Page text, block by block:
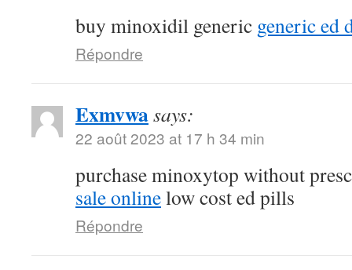
buy minoxidil generic generic ed
Répondre
Exmvwasays:
22 août 2023 at 17 h 34 min
purchase minoxytop without
sale onlinelow cost ed pills
Répondre